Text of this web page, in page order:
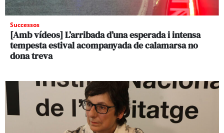
Successos
[Amb vídeos] L’arribada d’una esperada i intensa
tempesta estival acompanyada de calamarsa no
dona treva